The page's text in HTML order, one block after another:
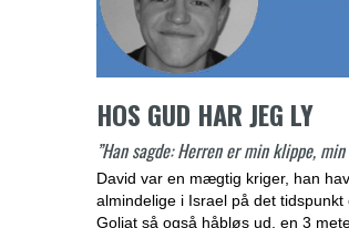
HOS GUD HAR JEG LY
”Han sagde: Herren er min klippe,
David var en mægtig kriger, han
almindelige i Israel på det
Goliat så også håbløs ud, en 3